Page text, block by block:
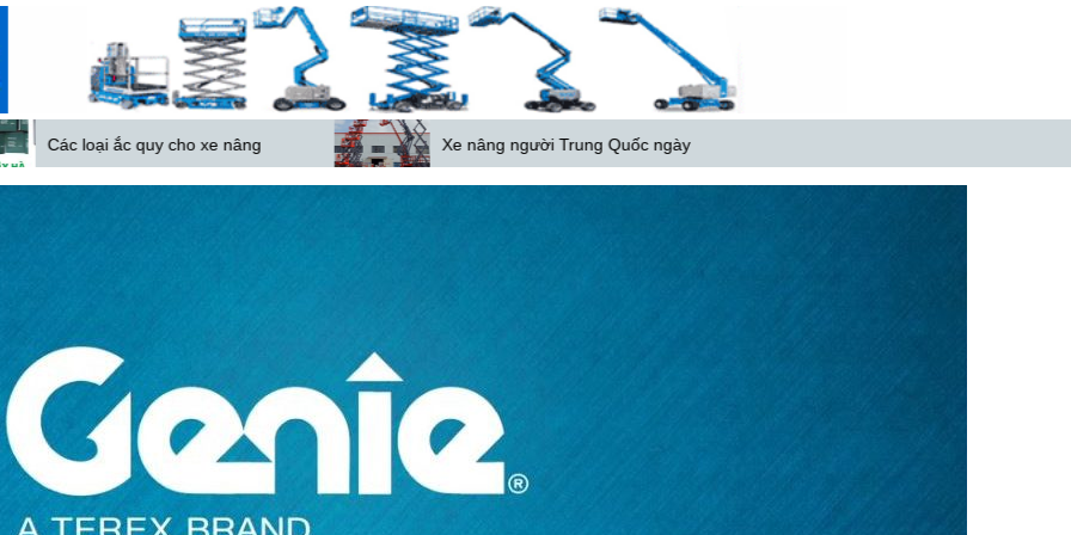
cho xe nâng Xe nâng người Trung Quốc ngày
càng phổ biến ở Việt Nam Locamond